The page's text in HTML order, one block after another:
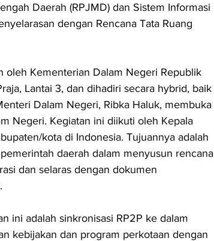
Daerah (RPJMD) dan Sistem Informasi
dengan Rencana Tata Ruang
oleh Kementerian Dalam Negeri Republik
Lantai 3, dan dihadiri secara hybrid, baik
Dalam Negeri, Ribka Haluk, membuka
Negeri. Kegiatan ini diikuti oleh Kepala
kota di Indonesia. Tujuannya adalah
daerah dalam menyusun rencana
dan selaras dengan dokumen
ini adalah sinkronisasi RP2P ke dalam
kebijakan dan program perkotaan dengan